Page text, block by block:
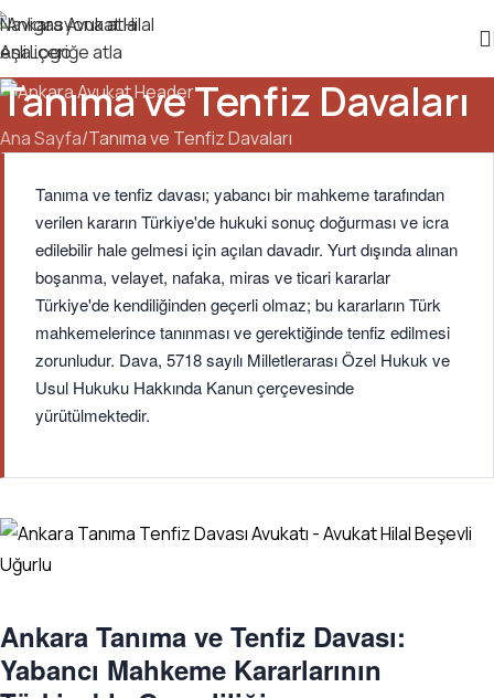
Navigasyona atla
Ana içeriğe atla
Tanıma ve Tenfiz Davaları
Ana Sayfa Tanıma ve Tenfiz Davaları
Tanıma ve tenfiz davası; yabancı bir mahkeme tarafından
verilen kararın Türkiye'de hukuki sonuç doğurması ve icra
edilebilir hale gelmesi için açılan davadır. Yurt dışında alınan
boşanma, velayet, nafaka, miras ve ticari kararlar
Türkiye'de kendiliğinden geçerli olmaz; bu kararların Türk
mahkemelerince tanınması ve gerektiğinde tenfiz edilmesi
zorunludur. Dava, 5718 sayılı Milletlerarası Özel Hukuk ve
Usul Hukuku Hakkında Kanun çerçevesinde
yürütülmektedir.
Ankara Tanıma ve Tenfiz Davası:
Yabancı Mahkeme Kararlarının